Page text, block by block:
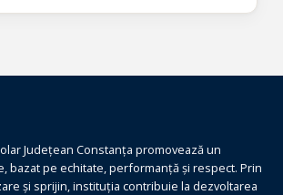
Județean Constanța promovează un
bazat pe echitate, performanță și respect. Prin
și sprijin, instituția contribuie la dezvoltarea